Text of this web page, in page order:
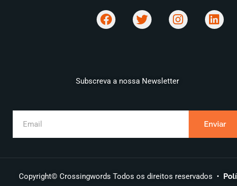
Subscreva a nossa Newsletter
Copyright© Crossingwords Todos os direitos reservados •